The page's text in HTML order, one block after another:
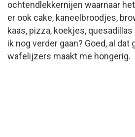
ochtendlekkernijen waarnaar
er ook cake, kaneelbroodjes,
kaas, pizza, koekjes,
ik nog verder gaan? Goed, al dat
wafelijzers maakt me hongerig.